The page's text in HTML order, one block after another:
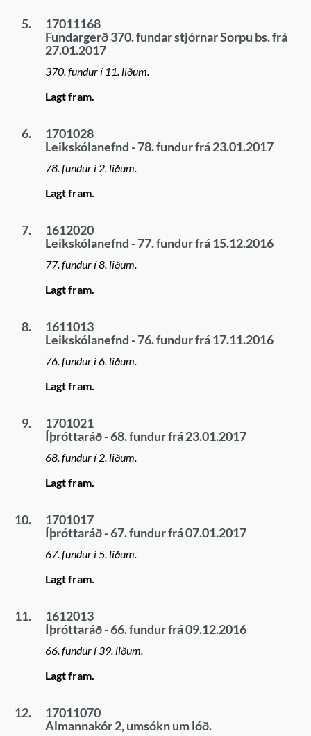
5.
17011168
Fundargerð 370. fundar stjórnar Sorpu bs. frá
27.01.2017
370. fundur í 11. liðum.
Lagt fram.
6.
1701028
Leikskólanefnd - 78. fundur frá 23.01.2017
78. fundur í 2. liðum.
Lagt fram.
7.
1612020
Leikskólanefnd - 77. fundur frá 15.12.2016
77. fundur í 8. liðum.
Lagt fram.
8.
1611013
Leikskólanefnd - 76. fundur frá 17.11.2016
76. fundur í 6. liðum.
Lagt fram.
9.
1701021
Íþróttaráð - 68. fundur frá 23.01.2017
68. fundur í 2. liðum.
Lagt fram.
10.
1701017
Íþróttaráð - 67. fundur frá 07.01.2017
67. fundur í 5. liðum.
Lagt fram.
11.
1612013
Íþróttaráð - 66. fundur frá 09.12.2016
66. fundur í 39. liðum.
Lagt fram.
12.
17011070
Almannakór 2, umsókn um lóð.